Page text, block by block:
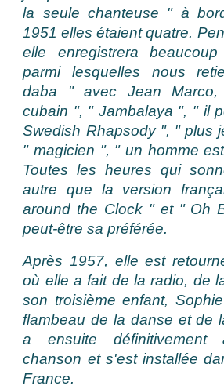
la seule chanteuse " à
1951 elles étaient quatre.
elle enregistrera
parmi lesquelles nous
daba " avec Jean
cubain ", " Jambalaya ", " il
Swedish Rhapsody ", " plus
" magicien ", " un homme
Toutes les heures qui
autre que la version
around the Clock " et " Oh
peut-être sa préférée.
Après 1957, elle est
où elle a fait de la radio, de
son troisième enfant,
flambeau de la danse et de
a ensuite définitivement
chanson et s'est installée
France.